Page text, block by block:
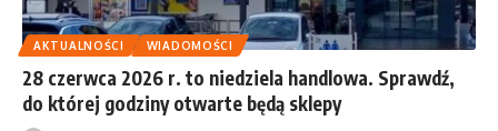
AKTUALNOŚCI WIADOMOŚCI
28 czerwca 2026 r. to niedziela handlowa. Sprawdź,
do której godziny otwarte będą sklepy